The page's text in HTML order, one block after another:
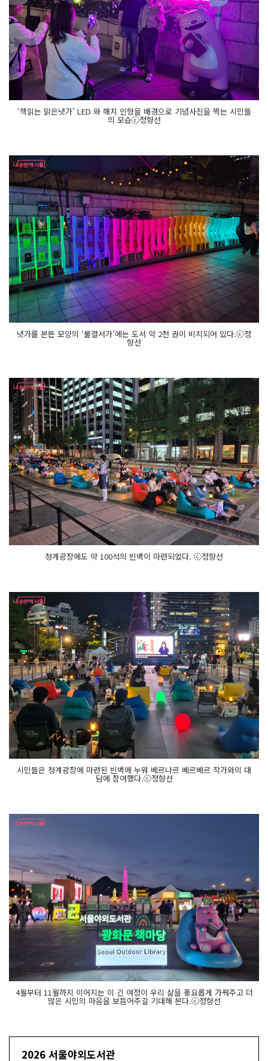
‘책읽는 맑은냇가’ LED 와 해치 인형을 배경으로 기념사진을 찍는 시민들
의 모습ⓒ정향선
냇가를 본뜬 모양의 ‘물결서가’에는 도서 약 2천 권이 비치되어 있다.ⓒ정
향선
청계광장에도 약 100석의 빈백이 마련되었다. ⓒ정향선
시민들은 청계광장에 마련된 빈백에 누워 베르나르 베르베르 작가와의 대
담에 참여했다.ⓒ정향선
4월부터 11월까지 이어지는 이 긴 여정이 우리 삶을 풍요롭게 가꿔주고 더
많은 시민의 마음을 보듬어주길 기대해 본다.ⓒ정향선
2026 서울야외도서관